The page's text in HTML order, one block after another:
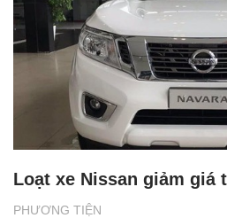
PHƯƠNG TIỆN
Loạt xe Nissan giảm giá